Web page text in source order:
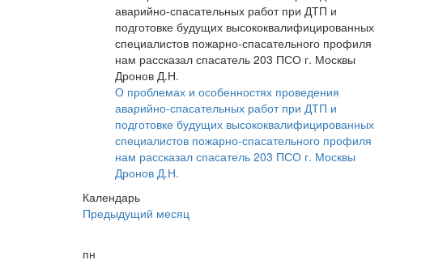
О проблемах и особенностях проведения
аварийно-спасательных работ при ДТП и
подготовке будущих высококвалифицированных
специалистов пожарно-спасательного профиля
нам рассказал спасатель 203 ПСО г. Москвы
Дронов Д.Н.
Календарь
Предыдущий месяц
пн